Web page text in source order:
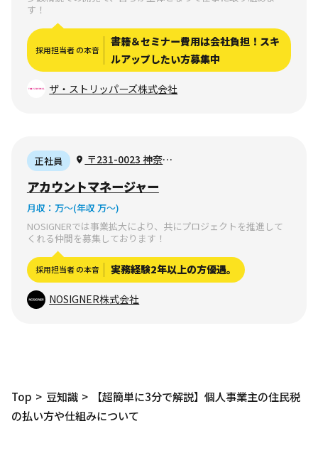
す！
採用担当者 の本音
書籍＆セミナー費用は会社負担！スキ
ルアップしたい方募集中
ザ・ストリッパーズ株式会社
正社員
〒231-0023 神奈川
78−8 イースト・ゲー
ト・ビル7階
アカウントマネージャー
月収： 万〜(年収 万〜)
NOSIGNERでは事業拡大により、共にプロジェクトを推進して
くれる仲間を募集しております！
採用担当者 の本音 実務経験2年以上の方優遇。
NOSIGNER株式会社
Top 豆知識
【超簡単に3分で解説】個人事業主の住民税
の払い方や仕組みについて